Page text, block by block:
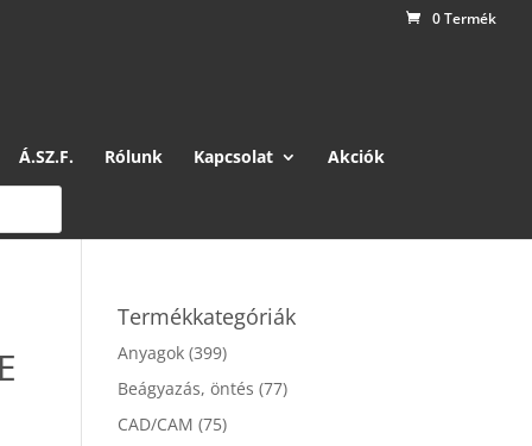
0 Termék
Á.SZ.F. Rólunk Kapcsolat Akciók
Termékkategóriák
Anyagok (399)
Beágyazás, öntés (77)
CAD/CAM (75)